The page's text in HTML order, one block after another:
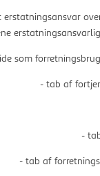
erstatningsansvar
som
- tab af
-
- tab af